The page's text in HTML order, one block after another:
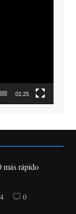
01:25
más rápido
0